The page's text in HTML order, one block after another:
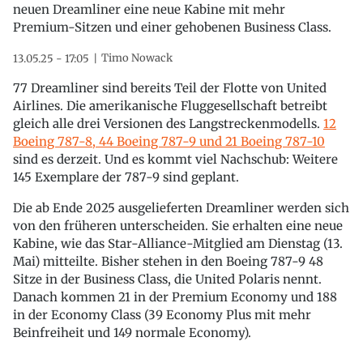
neuen Dreamliner eine neue Kabine mit mehr
Premium-Sitzen und einer gehobenen Business Class.
13.05.25 - 17:05 Timo Nowack
77 Dreamliner sind bereits Teil der Flotte von United
Airlines. Die amerikanische Fluggesellschaft betreibt
gleich alle drei Versionen des Langstreckenmodells. 12
Boeing 787-8, 44 Boeing 787-9 und 21 Boeing 787-10
sind es derzeit. Und es kommt viel Nachschub: Weitere
145 Exemplare der 787-9 sind geplant.
Die ab Ende 2025 ausgelieferten Dreamliner werden sich
von den früheren unterscheiden. Sie erhalten eine neue
Kabine, wie das Star-Alliance-Mitglied am Dienstag (13.
Mai) mitteilte. Bisher stehen in den Boeing 787-9 48
Sitze in der Business Class, die United Polaris nennt.
Danach kommen 21 in der Premium Economy und 188
in der Economy Class (39 Economy Plus mit mehr
Beinfreiheit und 149 normale Economy).